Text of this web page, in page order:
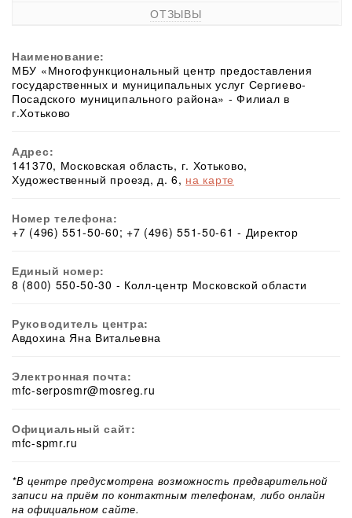
ОТЗЫВЫ
Наименование:
МБУ «Многофункциональный центр предоставления
государственных и муниципальных услуг Сергиево-
Посадского муниципального района» - Филиал в
г.Хотьково
Адрес:
141370, Московская область, г. Хотьково,
Художественный проезд, д. 6, на карте
Номер телефона:
+7 (496) 551-50-60; +7 (496) 551-50-61 - Директор
Единый номер:
8 (800) 550-50-30 - Колл-центр Московской области
Руководитель центра:
Авдохина Яна Витальевна
Электронная почта:
mfc-serposmr@mosreg.ru
Официальный сайт:
mfc-spmr.ru
*В центре предусмотрена возможность предварительной
записи на приём по контактным телефонам, либо онлайн
на официальном сайте.